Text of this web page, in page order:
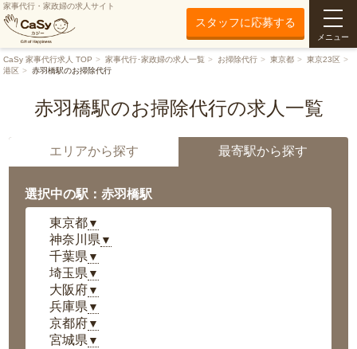
家事代行・家政婦の求人サイト
スタッフに応募する
メニュー
CaSy 家事代行求人 TOP 家事代行･家政婦の求人一覧 お掃除代行 東京都
東京23区
港区
赤羽橋駅のお掃除代行
赤羽橋駅のお掃除代行の求人一覧
エリアから探す 最寄駅から探す
選択中の駅：赤羽橋駅
東京都▼
神奈川県 ▼
千葉県 ▼
埼玉県 ▼
大阪府▼
兵庫県 ▼
京都府▼
宮城県 ▼